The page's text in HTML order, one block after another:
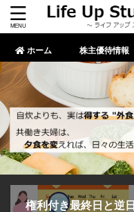
ホーム 株主優待情報
権利付き最終日と逆日